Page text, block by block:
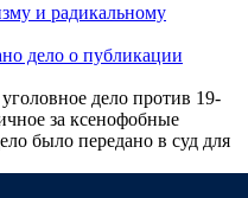
и радикальному
дело о публикации
дело против 19-
за ксенофобные
было передано в суд для